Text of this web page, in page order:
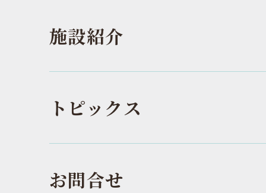
施設紹介
トピックス
お問合せ